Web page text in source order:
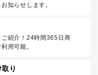
知らせします。
紹介！24時間365日商
用可能。
り